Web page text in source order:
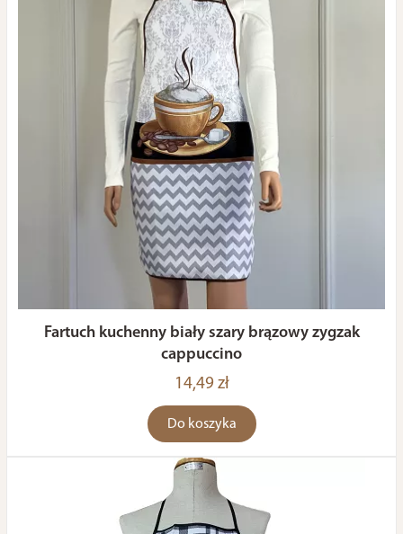
Fartuch kuchenny biały szary brązowy zygzak
cappuccino
14,49 zł
Do koszyka